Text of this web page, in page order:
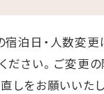
泊日・人数変更
ださい。 ご変更
しをお願いいたし